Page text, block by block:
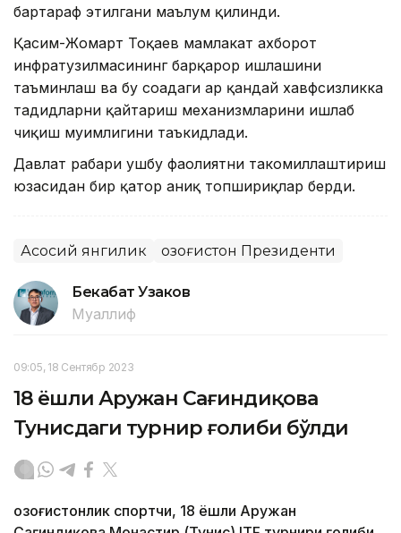
бартараф этилгани маълум қилинди.
Қасим-Жомарт Тоқаев мамлакат ахборот
инфратузилмасининг барқарор ишлашини
таъминлаш ва бу соҳадаги ҳар қандай хавфсизликка
таҳдидларни қайтариш механизмларини ишлаб
чиқиш муҳимлигини таъкидлади.
Давлат раҳбари ушбу фаолиятни такомиллаштириш
юзасидан бир қатор аниқ топшириқлар берди.
Асосий янгилик Қозоғистон Президенти
Бекабат Узаков
Муаллиф
09:05, 18 Сентябр 2023
18 ёшли Аружан Сағиндиқова
Тунисдаги турнир ғолиби бўлди
Қозоғистонлик спортчи, 18 ёшли Аружан